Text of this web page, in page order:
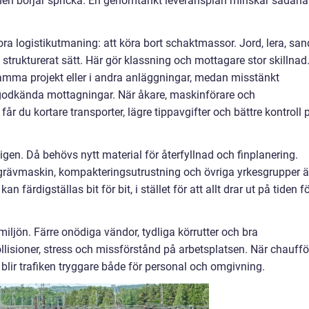
logistikutmaning: att köra bort schaktmassor. Jord, lera,
sätt. Här gör klassning och mottagare stor skillnad.
projekt eller i andra anläggningar, medan misstänkt
mottagningar. När åkare, maskinförare och
du kortare transporter, lägre tippavgifter och bättre kontroll
Då behövs nytt material för återfyllnad och finplanering.
kompakteringsutrustning och övriga yrkesgrupper
färdigställas bit för bit, i stället för att allt drar ut på tiden
Färre onödiga vändor, tydliga körrutter och bra
stress och missförstånd på arbetsplatsen. När
trafiken tryggare både för personal och omgivning.